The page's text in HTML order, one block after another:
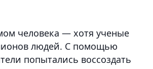
человека — хотя ученые
людей. С помощью
попытались воссоздать